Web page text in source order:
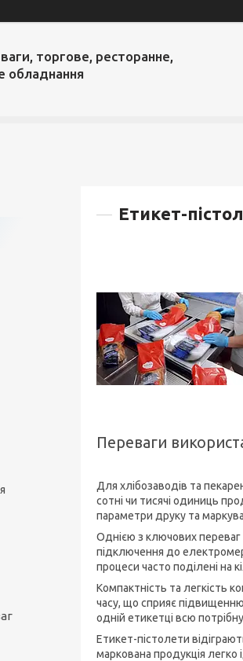
торгове, ресторанне,
обладнання
Етикет-
Переваги
Для хлібозаводів та
сотні чи тисячі одиниць
параметри друку та
Однією з ключових переваг
підключення до
процеси часто поділені на
Компактність та легкість
часу, що сприяє
одній етикетці всю
Етикет-пістолети
маркована продукція легко